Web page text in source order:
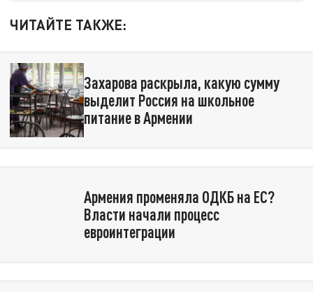
ЧИТАЙТЕ ТАКЖЕ:
Захарова раскрыла, какую сумму
выделит Россия на школьное
питание в Армении
Армения променяла ОДКБ на ЕС?
Власти начали процесс
евроинтеграции